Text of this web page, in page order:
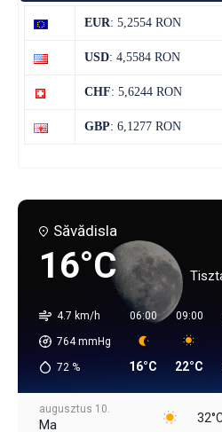
EUR: 5,2554 RON
USD: 4,5584 RON
CHF: 5,6244 RON
GBP: 6,1277 RON
Săvădisla
16°C
4.7 km/h
764mmHg
72 %
06:00
16°C
09:00
22°C
augusztus 10.
Ma